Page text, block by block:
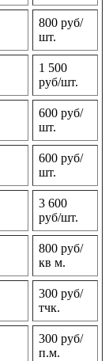
800 руб/
шт.
1 500
руб/шт.
600 руб/
шт.
600 руб/
шт.
3 600
руб/шт.
800 руб/
кв м.
300 руб/
тчк.
300 руб/
п.м.